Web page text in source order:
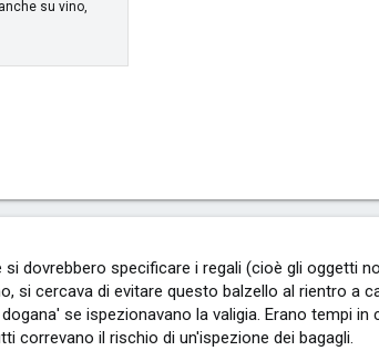
su vino,
dovrebbero specificare i regali (cioè gli oggetti
si cercava di evitare questo balzello al rientro a
se ispezionavano la valigia. Erano tempi in
correvano il rischio di un'ispezione dei bagagli.